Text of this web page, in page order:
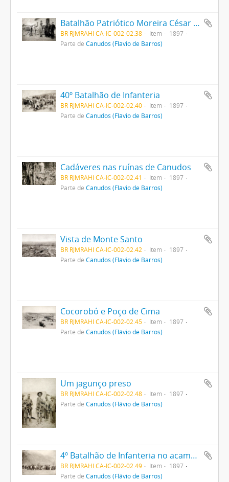
Batalhão Patriótico Moreira César em Monte Santo
BR RJMRAHI CA-IC-002-02.38 Item
1897
Parte de Canudos (Flávio de Barros)
40º Batalhão de Infanteria
BR RJMRAHI CA-IC-002-02.40 Item
1897
Parte de Canudos (Flávio de Barros)
Cadáveres nas ruínas de Canudos
BR RJMRAHI CA-IC-002-02.41 Item
1897
Parte de Canudos (Flávio de Barros)
Vista de Monte Santo
BR RJMRAHI CA-IC-002-02.42 Item
1897
Parte de Canudos (Flávio de Barros)
Cocorobó e Poço de Cima
BR RJMRAHI CA-IC-002-02.45 Item
1897
Parte de Canudos (Flávio de Barros)
Um jagunço preso
BR RJMRAHI CA-IC-002-02.48 Item
1897
Parte de Canudos (Flávio de Barros)
4º Batalhão de Infanteria no acampamento
BR RJMRAHI CA-IC-002-02.49 Item
1897
Parte de Canudos (Flávio de Barros)